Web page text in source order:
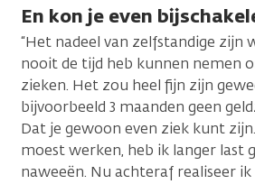
En kon je even
“Het nadeel van zelfstandige zijn
nooit de tijd heb kunnen nemen
zieken. Het zou heel fijn zijn
bijvoorbeeld 3 maanden geen
Dat je gewoon even ziek kunt
moest werken, heb ik langer last
naweeën. Nu achteraf realiseer